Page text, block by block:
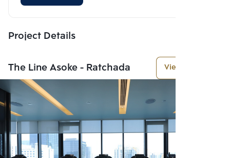
Project Details
The Line Asoke - Ratchada View More